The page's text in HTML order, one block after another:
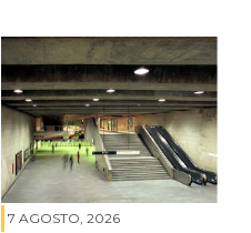
7 AGOSTO, 2026